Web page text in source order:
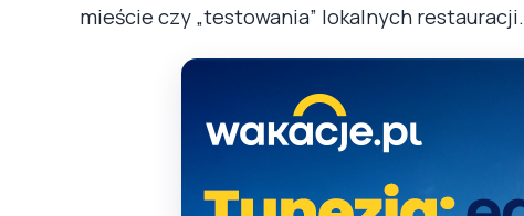
mieście czy „testowania” lokalnych restauracji.